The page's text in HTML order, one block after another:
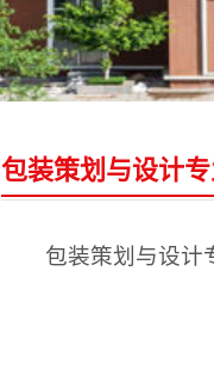
包装策划与设计
包装策划与设计